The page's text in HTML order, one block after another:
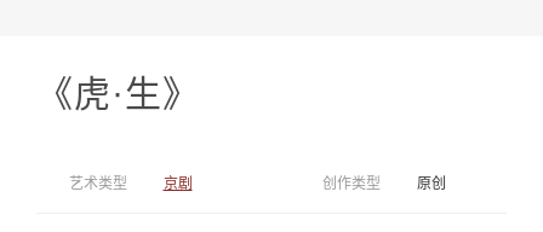
《虎·生》
艺术类型 京剧 创作类型 原创